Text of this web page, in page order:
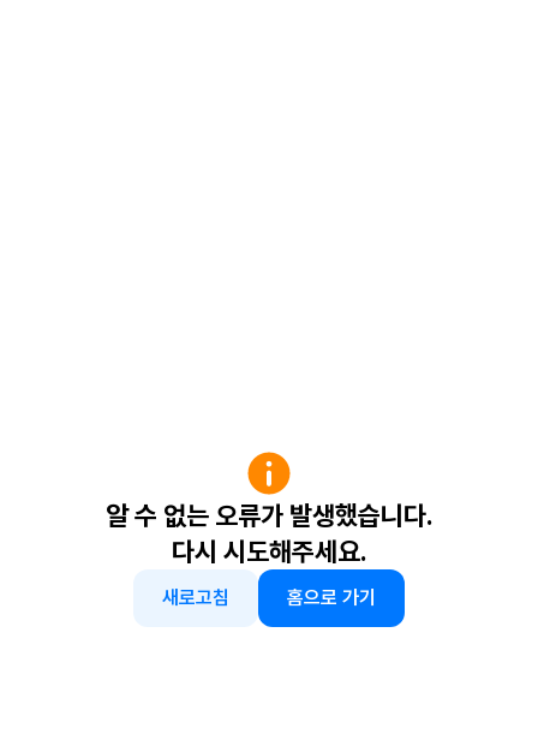
알 수 없는 오류가 발생했습니다.
다시 시도해주세요.
새로고침 홈으로 가기